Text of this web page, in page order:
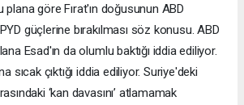
plana göre Fırat'ın doğusunun ABD
güçlerine bırakılması söz konusu. ABD
Esad'ın da olumlu baktığı iddia ediliyor.
sıcak çıktığı iddia ediliyor. Suriye'deki
‘kan davasını’ atlamamak